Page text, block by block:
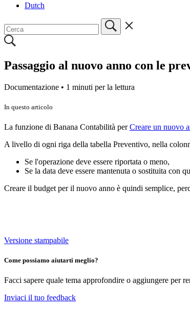
Dutch
Passaggio al nuovo anno con le
Documentazione • 1 minuti per la lettura
In questo articolo
La funzione di Banana Contabilità perCreare un nuovo
A livello di ogni riga della tabella Preventivo, nella
Se l'operazione deve essere riportata o meno,
Se la data deve essere mantenuta o sostituita con
Creare il budget per il nuovo anno è quindi semplice,
Versione stampabile
Come possiamo aiutarti meglio?
Facci sapere quale tema approfondire o aggiungere per
Inviaci il tuo feedback